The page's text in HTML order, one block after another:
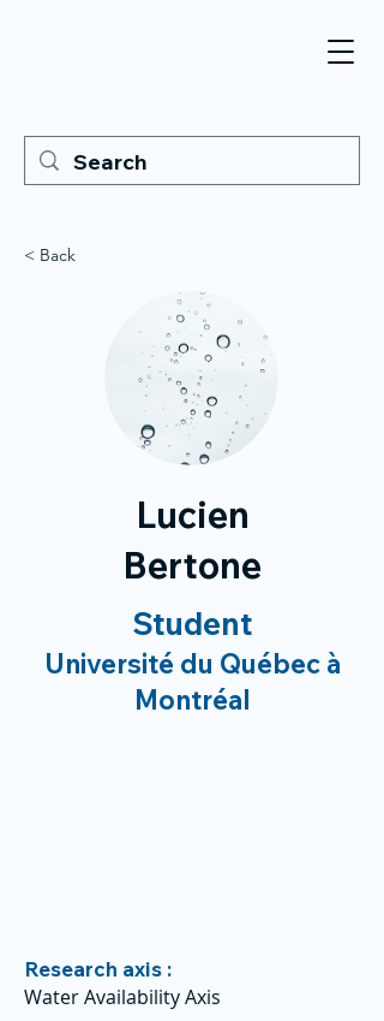
< Back
Lucien
Bertone
Student
Université du Québec à
Montréal
Research axis :
Water Availability Axis